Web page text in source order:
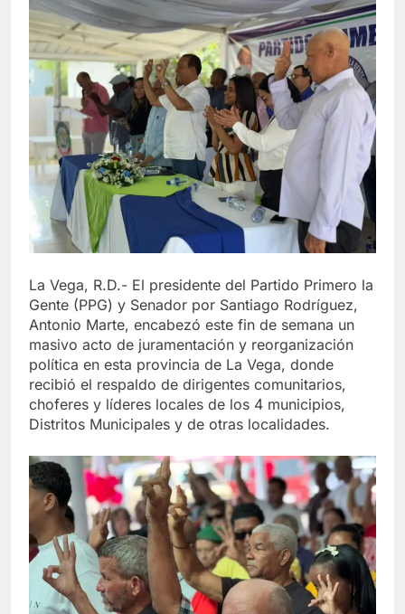
La Vega, R.D.- El presidente del Partido Primero la
Gente (PPG) y Senador por Santiago Rodríguez,
Antonio Marte, encabezó este fin de semana un
masivo acto de juramentación y reorganización
política en esta provincia de La Vega, donde
recibió el respaldo de dirigentes comunitarios,
choferes y líderes locales de los 4 municipios,
Distritos Municipales y de otras localidades.